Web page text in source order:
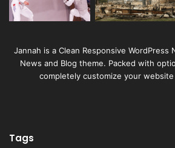
Jannah is a Clean Responsive WordPress
News and Blog theme. Packed with
completely customize your
Tags